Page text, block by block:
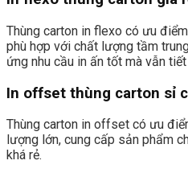
Thùng carton in flexo có ưu
phù hợp với chất lượng tầm
ứng nhu cầu in ấn tốt mà vẫn
In offset thùng carton sỉ
Thùng carton in offset có ưu
lượng lớn, cung cấp sản phẩm
khá rẻ.